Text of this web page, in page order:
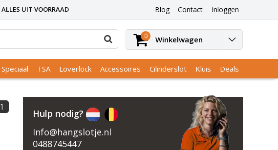
ALLES UIT VOORRAAD Blog Contact Inloggen
0 Winkelwagen
Speciaal TSA Loverlock Accessoires Cilinderslot Kluis Deals
1
Hulp nodig?
Info@hangslotje.nl
0488745447